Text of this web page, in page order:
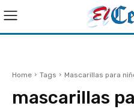
Home Tags Mascarillas para
mascarillas